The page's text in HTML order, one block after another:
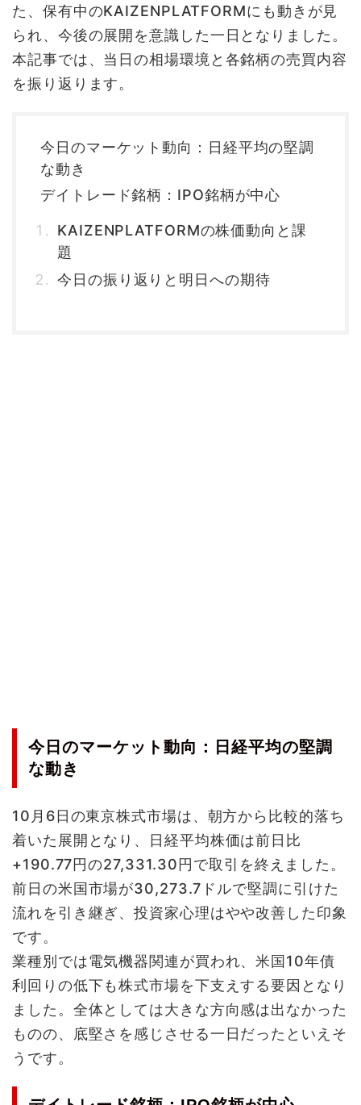
た、保有中のKAIZENPLATFORMにも動きが見
られ、今後の展開を意識した一日となりました。
本記事では、当日の相場環境と各銘柄の売買内容
を振り返ります。
今日のマーケット動向：日経平均の堅調
な動き
デイトレード銘柄：IPO銘柄が中心
KAIZENPLATFORMの株価動向と課
題
今日の振り返りと明日への期待
今日のマーケット動向：日経平均の堅調
な動き
10月6日の東京株式市場は、朝方から比較的落ち
着いた展開となり、日経平均株価は前日比
+190.77円の27,331.30円で取引を終えました。
前日の米国市場が30,273.7ドルで堅調に引けた
流れを引き継ぎ、投資家心理はやや改善した印象
です。
業種別では電気機器関連が買われ、米国10年債
利回りの低下も株式市場を下支えする要因となり
ました。全体としては大きな方向感は出なかった
ものの、底堅さを感じさせる一日だったといえそ
うです。